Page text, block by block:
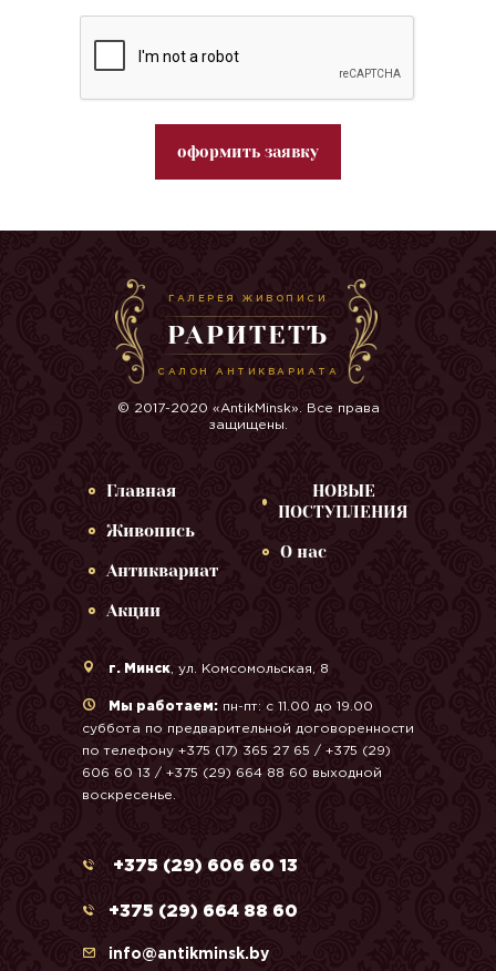
оформить заявку
ГАЛЕРЕЯ ЖИВОПИСИ
РАРИТЕТЪ
САЛОН АНТИКВАРИАТА
© 2017-2020 «AntikMinsk». Все права
защищены.
Главная
Живопись
Антиквариат
Акции
НОВЫЕ
ПОСТУПЛЕНИЯ
О нас
г. Минск , ул. Комсомольская, 8
Мы работаем: пн-пт: с 11.00 до 19.00
суббота по предварительной договоренности
по телефону +375 (17) 365 27 65 / +375 (29)
606 60 13 / +375 (29) 664 88 60 выходной
воскресенье.
+375 (29) 606 60 13
+375 (29) 664 88 60
info@antikminsk.by